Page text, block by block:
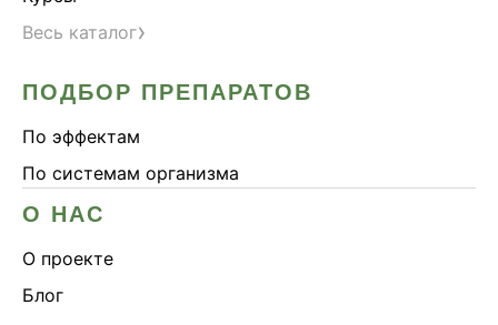
Весь каталог›
ПОДБОР ПРЕПАРАТОВ
По эффектам
По системам организма
О НАС
О проекте
Блог